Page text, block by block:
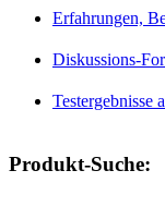
Erfahrungen,
Diskussions-
Testergebnisse
Produkt-Suche: